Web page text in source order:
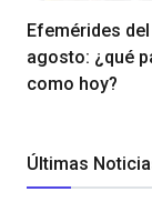
Efemérides
agosto: ¿qué
como hoy?
Últimas